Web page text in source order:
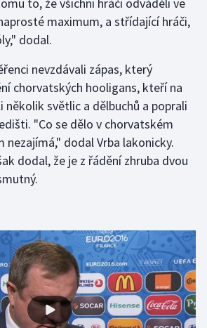
maximum, a střídající hráči,
dodal.
nevzdávali zápas, který
chorvatských hooligans, kteří na
několik světlic a dělbuchů a poprali
"Co se dělo v chorvatském
dodal Vrba lakonicky.
dodal, že je z řádění zhruba dvou